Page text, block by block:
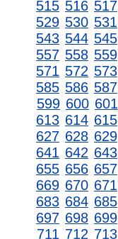
515 516 517
529 530 531
543 544 545
557 558 559
571 572 573
585 586 587
599 600 601
613 614 615
627 628 629
641 642 643
655 656 657
669 670 671
683 684 685
697 698 699
711 712 713